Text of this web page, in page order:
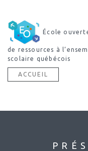
École
de ressources à
scolaire québécois
ACCUEIL